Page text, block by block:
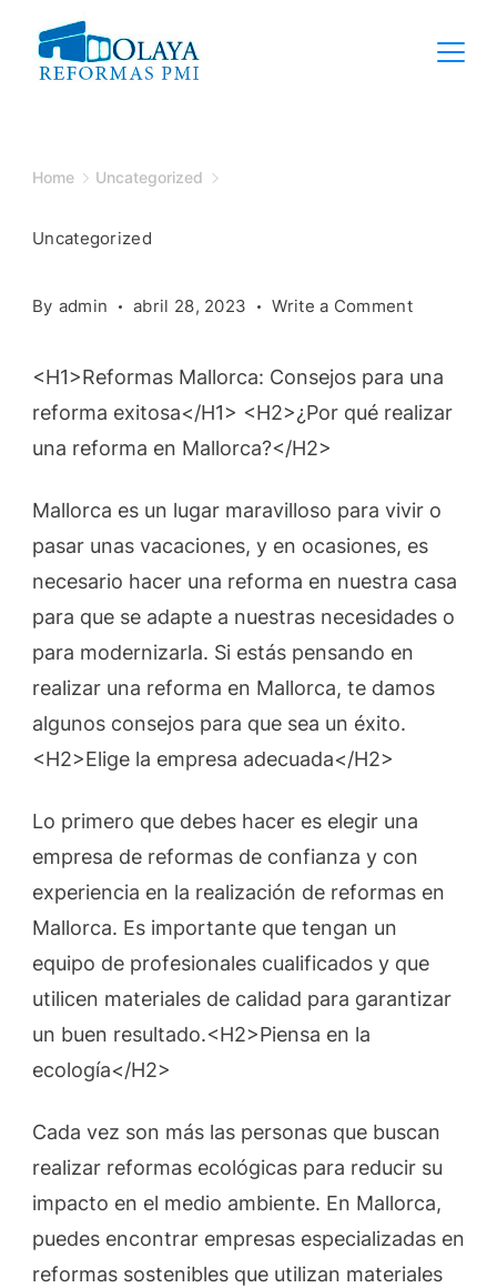
content
Home Uncategorized
Uncategorized
By admin abril 28, 2023 Write a Commenton
<H1>Reformas Mallorca: Consejos para una
reforma exitosa</H1> <H2>¿Por qué realizar
una reforma en Mallorca?</H2>
Mallorca es un lugar maravilloso para vivir o
pasar unas vacaciones, y en ocasiones, es
necesario hacer una reforma en nuestra casa
para que se adapte a nuestras necesidades o
para modernizarla. Si estás pensando en
realizar una reforma en Mallorca, te damos
algunos consejos para que sea un éxito.
<H2>Elige la empresa adecuada</H2>
Lo primero que debes hacer es elegir una
empresa de reformas de confianza y con
experiencia en la realización de reformas en
Mallorca. Es importante que tengan un
equipo de profesionales cualificados y que
utilicen materiales de calidad para garantizar
un buen resultado.<H2>Piensa en la
ecología</H2>
Cada vez son más las personas que buscan
realizar reformas ecológicas para reducir su
impacto en el medio ambiente. En Mallorca,
puedes encontrar empresas especializadas en
reformas sostenibles que utilizan materiales